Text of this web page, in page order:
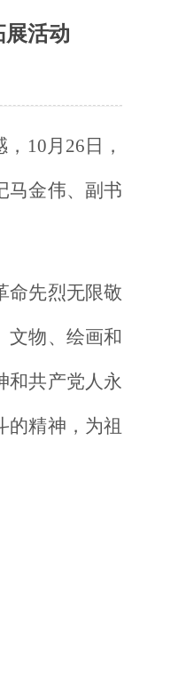
活动
10月26日，
马金伟、副书
命先烈无限敬
文物、绘画和
和共产党人永
的精神，为祖